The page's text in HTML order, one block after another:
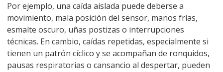
Por ejemplo, una caída aislada puede deberse a
movimiento, mala posición del sensor, manos frías,
esmalte oscuro, uñas postizas o interrupciones
técnicas. En cambio, caídas repetidas, especialmente si
tienen un patrón cíclico y se acompañan de ronquidos,
pausas respiratorias o cansancio al despertar, pueden